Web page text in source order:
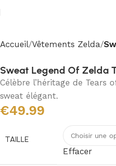
Accueil Vêtements Zelda
Sweat Legend Of Zelda
Célèbre l’héritage de Tears
sweat élégant.
€49.99
TAILLE
Effacer